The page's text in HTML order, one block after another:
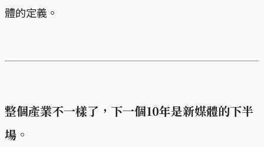
體的定義。
整個產業不一樣了，下一個10年是新媒體的下半
場。